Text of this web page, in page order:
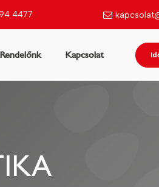
4477
Rendelőnk Kapcsolat